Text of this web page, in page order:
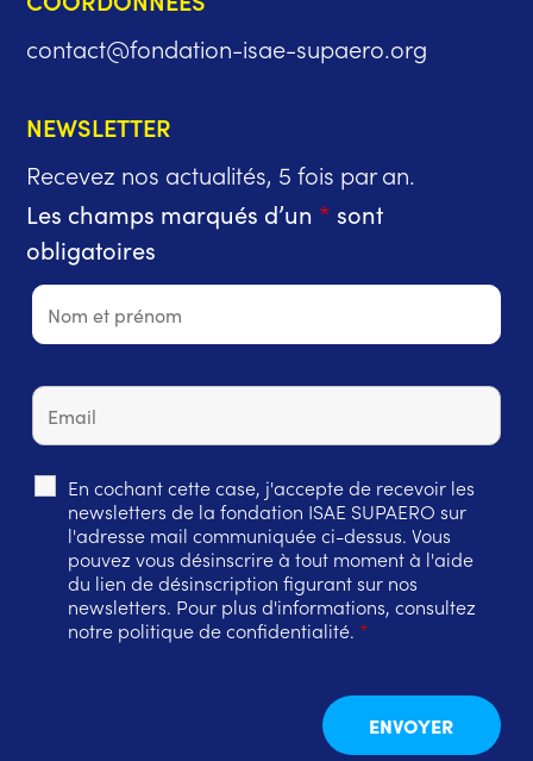
contact@fondation-isae-supaero.org
NEWSLETTER
Recevez nos actualités, 5 fois par an.
Les champs marqués d’un * sont
obligatoires
En cochant cette case, j'accepte de recevoir les
newsletters de la fondation ISAE SUPAERO sur
l'adresse mail communiquée ci-dessus. Vous
pouvez vous désinscrire à tout moment à l'aide
du lien de désinscription figurant sur nos
newsletters. Pour plus d'informations, consultez
notre politique de confidentialité. *